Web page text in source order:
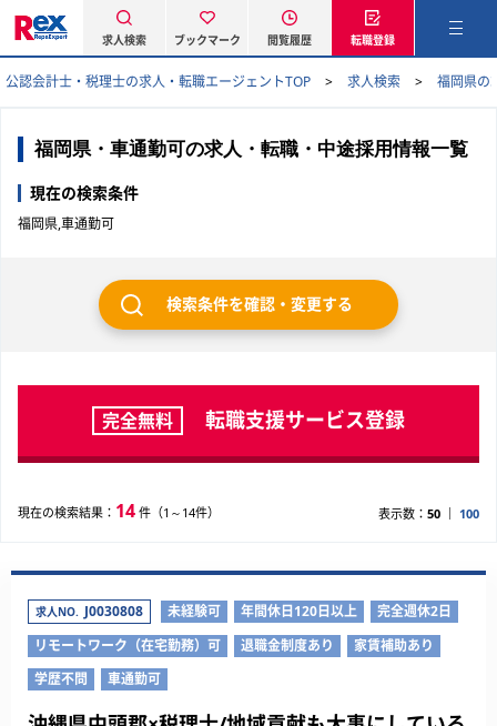
求人検索 ブックマーク 閲覧履歴 転職登録
公認会計士・税理士の求人・転職エージェントTOP 求人検索 福岡県の
福岡県・車通勤可の求人・転職・中途採用情報一覧
現在の検索条件
福岡県,車通勤可
検索条件を確認・変更する
完全無料 転職支援サービス登録
現在の検索結果： 14 件（1～14件） 表示数： 50 100
求人NO. J0030808 未経験可 年間休日120日以上
完全週休2日
リモートワーク（在宅勤務）可
退職金制度あり
家賃補助あり
学歴不問
車通勤可